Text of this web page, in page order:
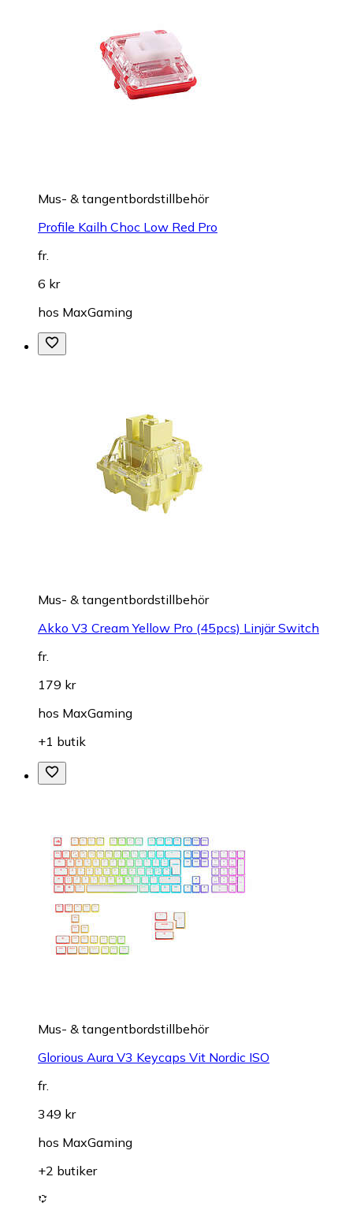
Mus- & tangentbordstillbehör
Profile Kailh Choc Low Red Pro
fr.
6 kr
hos MaxGaming
Mus- & tangentbordstillbehör
Akko V3 Cream Yellow Pro (45pcs) Linjär Switch
fr.
179 kr
hos MaxGaming
+1 butik
Mus- & tangentbordstillbehör
Glorious Aura V3 Keycaps Vit Nordic ISO
fr.
349 kr
hos MaxGaming
+2 butiker